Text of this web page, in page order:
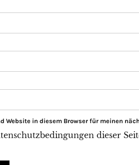
Website in diesem Browser für meinen
dieser